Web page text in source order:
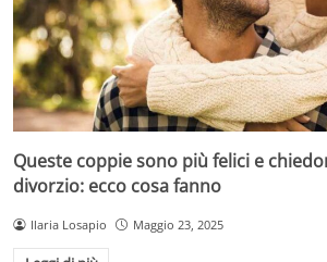
Queste coppie sono più felici e
divorzio: ecco cosa fanno
Ilaria Losapio Maggio 23, 2025